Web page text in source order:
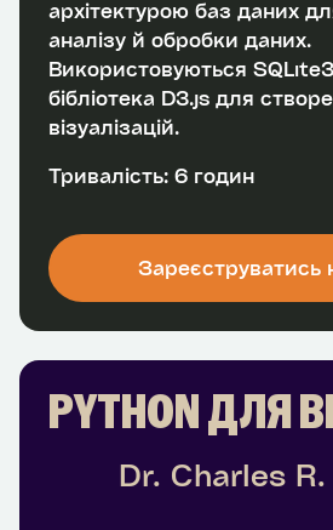
архітектурою баз даних
аналізу й обробки даних.
Використовуються
бібліотека D3.js для
візуалізацій.
Тривалість: 6 годин
Зареєструватись
PYTHON ДЛЯ
Dr. Charles